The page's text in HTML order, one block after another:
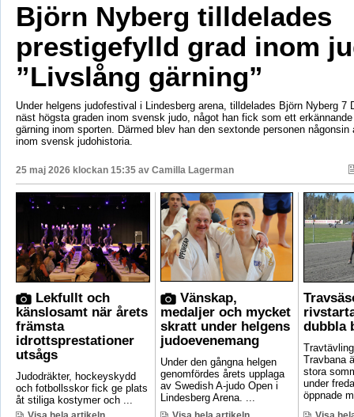
Björn Nyberg tilldelades
prestigefylld grad inom
”Livslång gärning”
Under helgens judofestival i Lindesberg arena, tilldelades Björn Nyberg 7
näst högsta graden inom svensk judo, något han fick som ett
gärning inom sporten. Därmed blev han den sextonde personen
inom svensk judohistoria.
25 maj 2026 klockan 15:35 av Camilla Lagerman
Lekfullt och
känslosamt när årets
främsta
idrottsprestationer
utsågs
Judodräkter, hockeyskydd
och fotbollsskor fick ge plats
åt stiliga kostymer och ...
Vänskap,
medaljer och mycket
skratt under helgens
judoevenemang
Under den gångna helgen
genomfördes årets upplaga
av Swedish A-judo Open i
Lindesberg Arena. ...
dubbla
Travbana
stora
under
öppnade